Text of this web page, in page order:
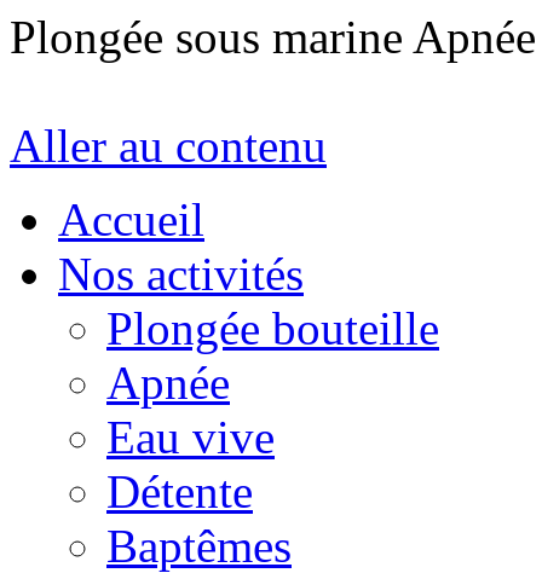
Plongée sous marine
Aller au contenu
Accueil
Nos activités
Plongée bouteille
Apnée
Eau vive
Détente
Baptêmes